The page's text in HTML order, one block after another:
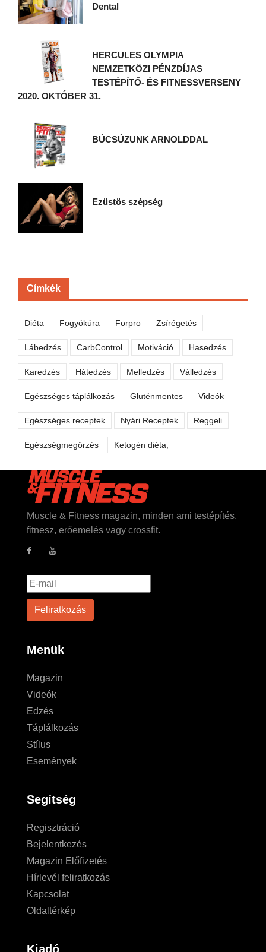
Dental
HERCULES OLYMPIA
NEMZETKÖZI PÉNZDÍJAS
TESTÉPÍTŐ- ÉS FITNESSVERSENY
2020. OKTÓBER 31.
BÚCSÚZUNK ARNOLDDAL
Ezüstös szépség
Címkék
Diéta Fogyókúra Forpro Zsírégetés
Lábedzés CarbControl Motiváció Hasedzés
Karedzés Hátedzés Melledzés Válledzés
Egészséges táplálkozás Gluténmentes Videók
Egészséges receptek Nyári Receptek Reggeli
Egészségmegőrzés Ketogén diéta,
Muscle & Fitness magazin, minden ami testépítés,
fitnesz, erőemelés vagy crossfit.
Menük
Magazin
Videók
Edzés
Táplálkozás
Stílus
Események
Segítség
Regisztráció
Bejelentkezés
Magazin Előfizetés
Hírlevél feliratkozás
Kapcsolat
Oldaltérkép
Kiadó